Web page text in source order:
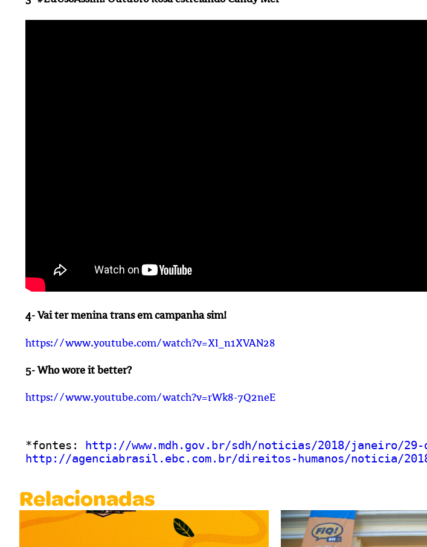
4- Vai ter menina trans em campanha sim!
https://www.youtube.com/watch?v=XI_n1XVAN28
5- Who wore it better?
https://www.youtube.com/watch?v=rWk8-7Q2neE
*fontes: http://www.mdh.gov.br/sdh/noticias/2018/janeiro/
http://agenciabrasil.ebc.com.br/direitos-humanos/noticia/
Relacionadas